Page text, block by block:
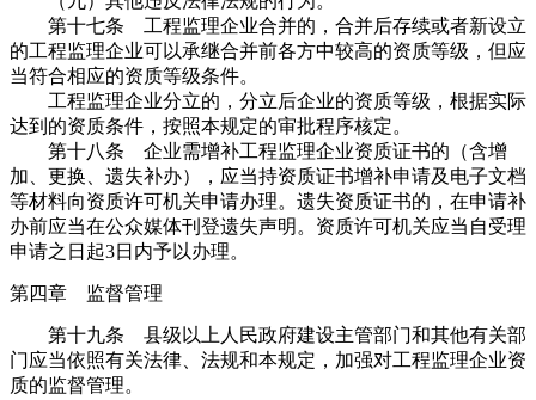
第十七条 工程监理企业合并的，合并后存续或者新设立
的工程监理企业可以承继合并前各方中较高的资质等级，但应
当符合相应的资质等级条件。
工程监理企业分立的，分立后企业的资质等级，根据实际
达到的资质条件，按照本规定的审批程序核定。
第十八条 企业需增补工程监理企业资质证书的（含增
加、更换、遗失补办），应当持资质证书增补申请及电子文档
等材料向资质许可机关申请办理。遗失资质证书的，在申请补
办前应当在公众媒体刊登遗失声明。资质许可机关应当自受理
申请之日起3日内予以办理。
第四章 监督管理
第十九条 县级以上人民政府建设主管部门和其他有关部
门应当依照有关法律、法规和本规定，加强对工程监理企业资
质的监督管理。